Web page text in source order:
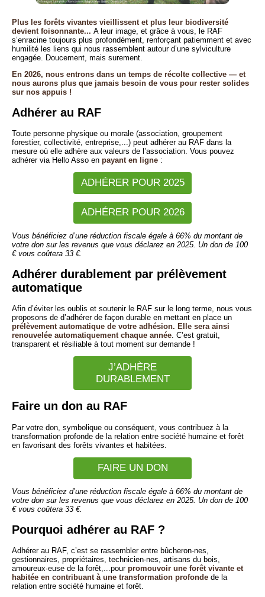
Plus les forêts vivantes vieillissent et plus leur biodiversité
devient foisonnante... A leur image, et grâce à vous, le RAF
s’enracine toujours plus profondément, renforçant patiemment et avec
humilité les liens qui nous rassemblent autour d’une sylviculture
engagée. Doucement, mais surement.
En 2026, nous entrons dans un temps de récolte collective — et
nous aurons plus que jamais besoin de vous pour rester solides
sur nos appuis !
Adhérer au RAF
Toute personne physique ou morale (association, groupement
forestier, collectivité, entreprise,...) peut adhérer au RAF dans la
mesure où elle adhère aux valeurs de l’association. Vous pouvez
adhérer via Hello Asso en payant en ligne :
ADHÉRER POUR 2025
ADHÉRER POUR 2026
Vous bénéficiez d’une réduction fiscale égale à 66% du montant de
votre don sur les revenus que vous déclarez en 2025. Un don de 100
€ vous coûtera 33 €.
Adhérer durablement par prélèvement
automatique
Afin d’éviter les oublis et soutenir le RAF sur le long terme, nous vous
proposons de d’adhérer de façon durable en mettant en place un
prélèvement automatique de votre adhésion. Elle sera ainsi
renouvelée automatiquement chaque année. C’est gratuit,
transparent et résiliable à tout moment sur demande !
J’ADHÈRE
DURABLEMENT
Faire un don au RAF
Par votre don, symbolique ou conséquent, vous contribuez à la
transformation profonde de la relation entre société humaine et forêt
en favorisant des forêts vivantes et habitées.
FAIRE UN DON
Vous bénéficiez d’une réduction fiscale égale à 66% du montant de
votre don sur les revenus que vous déclarez en 2025. Un don de 100
€ vous coûtera 33 €.
Pourquoi adhérer au RAF ?
Adhérer au RAF, c’est se rassembler entre bûcheron-nes,
gestionnaires, propriétaires, technicien-nes, artisans du bois,
amoureux·euse de la forêt,...pour promouvoir une forêt vivante et
habitée en contribuant à une transformation profonde de la
relation entre société humaine et forêt.